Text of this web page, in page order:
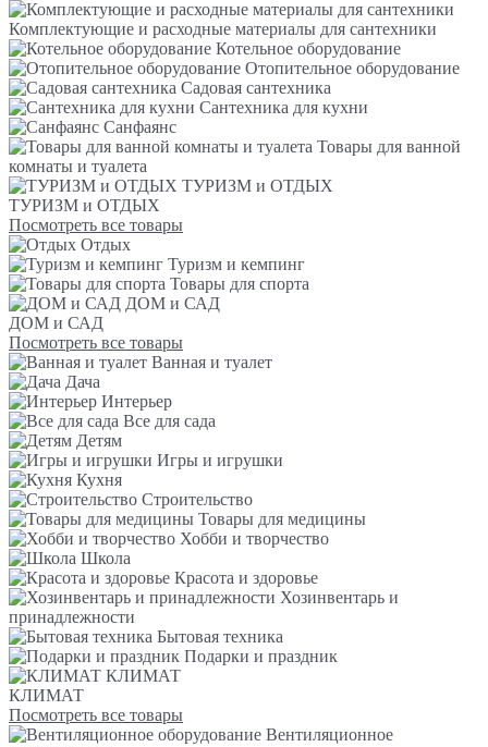
Комплектующие и расходные материалы для сантехники
Котельное оборудование
Отопительное оборудование
Садовая сантехника
Сантехника для кухни
Санфаянс
Товары для ванной
комнаты и туалета
ТУРИЗМ и ОТДЫХ
ТУРИЗМ и ОТДЫХ
Посмотреть все товары
Отдых
Туризм и кемпинг
Товары для спорта
ДОМ и САД
ДОМ и САД
Посмотреть все товары
Ванная и туалет
Дача
Интерьер
Все для сада
Детям
Игры и игрушки
Кухня
Строительство
Товары для медицины
Хобби и творчество
Школа
Красота и здоровье
Хозинвентарь и
принадлежности
Бытовая техника
Подарки и праздник
КЛИМАТ
КЛИМАТ
Посмотреть все товары
Вентиляционное